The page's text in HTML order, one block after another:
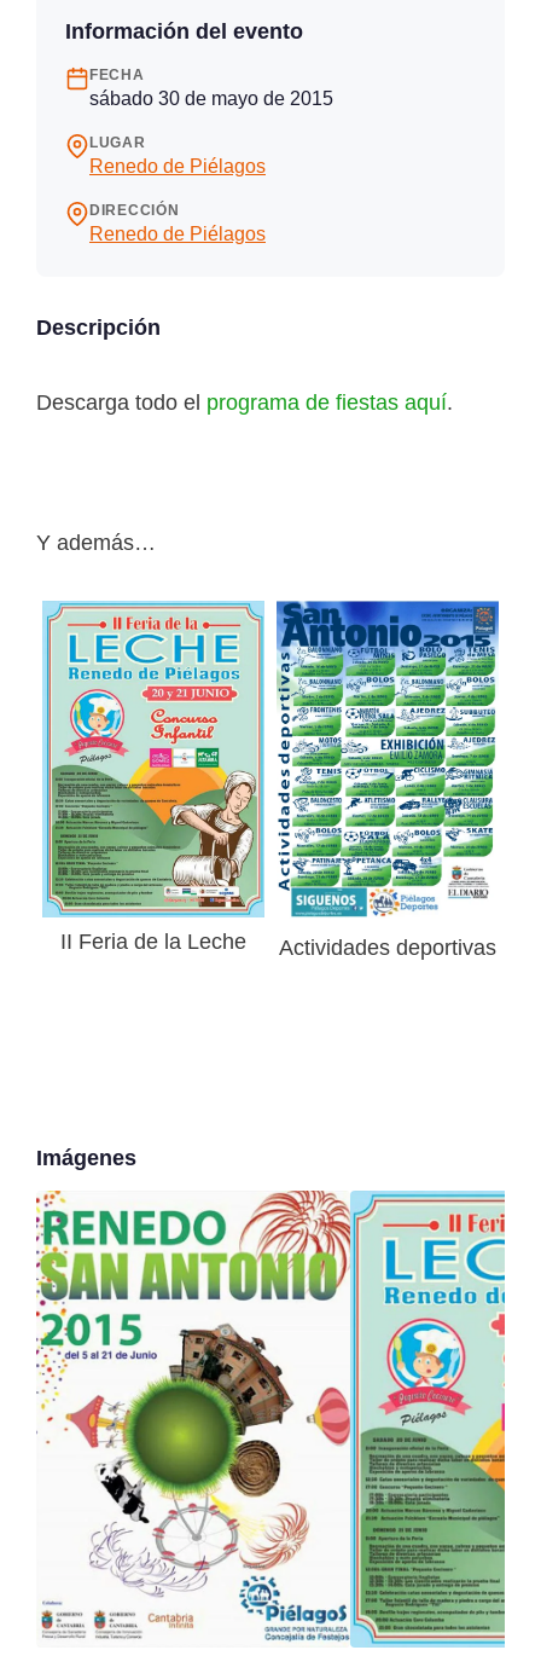
Información del evento
FECHA
sábado 30 de mayo de 2015
LUGAR
Renedo de Piélagos
DIRECCIÓN
Renedo de Piélagos
Descripción
Descarga todo el programa de fiestas aquí.
Y además…
II Feria de la Leche Actividades deportivas
Imágenes